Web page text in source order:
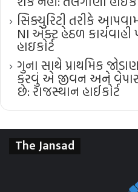
સિક્યુરિટી તરીકે
NI એક્ટ હેઠળ કાર્યવાહી
હાઇકોર્ટ
ગુના સાથે પ્રાથમિક
કરવું એ જીવન અને
છે: રાજસ્થાન હાઈકોર્ટ
The Jansad